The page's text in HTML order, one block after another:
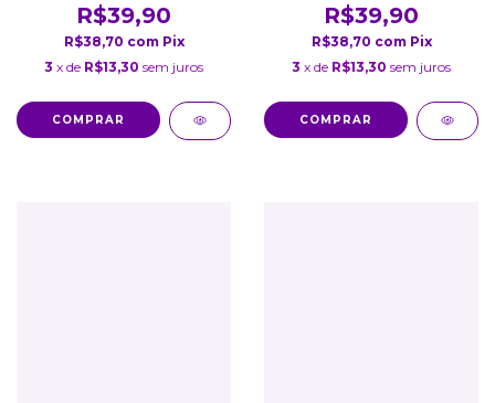
R$39,90
R$38,70 com Pix
3 x de R$13,30 sem juros
COMPRAR
R$39,90
R$38,70 com Pix
3 x de R$13,30 sem juros
COMPRAR